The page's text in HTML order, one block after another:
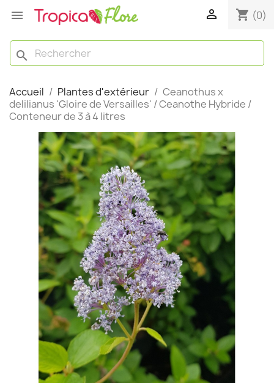
  shopping_cart (0)
search
Accueil Plantes d'extérieur
Ceanothus x
delilianus 'Gloire de Versailles' / Ceanothe Hybride /
Conteneur de 3 à 4 litres